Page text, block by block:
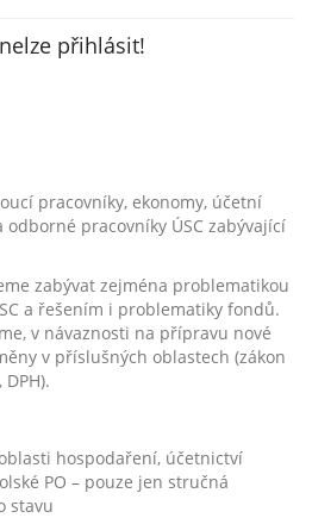
přihlásit!
pracovníky, ekonomy, účetní
odborné pracovníky ÚSC zabývající
zabývat zejména problematikou
a řešením i problematiky fondů.
v návaznosti na přípravu nové
v příslušných oblastech (zákon
hospodaření, účetnictví
PO – pouze jen stručná
stavu